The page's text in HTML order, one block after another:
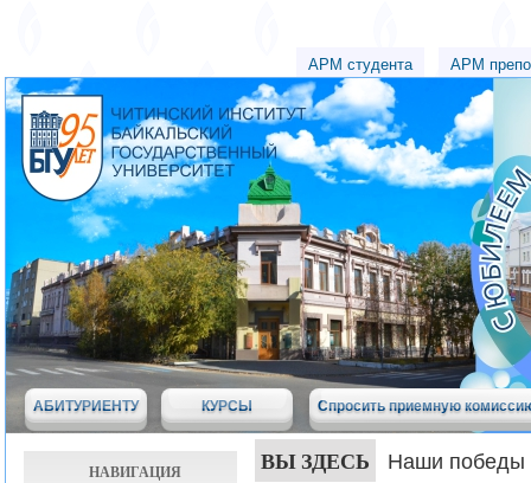
АРМ студента АРМ
АБИТУРИЕНТУ КУРСЫ Спросить приемную
НАВИГАЦИЯ ВЫ ЗДЕСЬ Наши победы